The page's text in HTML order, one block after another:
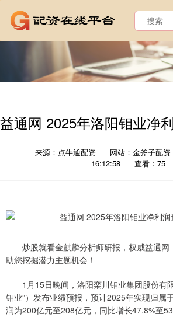
益通网 2025年洛阳钼业净
来源：点牛通配资 网站：金斧子配资
16:12:58
查看：75
炒股就看金麒麟分析师研报，权威益通网
助您挖掘潜力主题机会！
1月15日晚间，洛阳栾川钼业集团股份有
钼业”）发布业绩预报，预计2025年实现归属
润为200亿元至208亿元，同比增长47.8%至